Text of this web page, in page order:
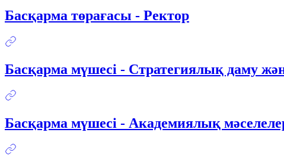
Басқарма төрағасы - Ректор
Басқарма мүшесі - Стратегиялық даму
Басқарма мүшесі - Академиялық